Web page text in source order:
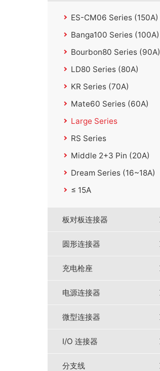
ES-CM06 Series (150A)
Banga100 Series (100A)
Bourbon80 Series (90A)
LD80 Series (80A)
KR Series (70A)
Mate60 Series (60A)
Large Series
RS Series
Middle 2+3 Pin (20A)
Dream Series (16~18A)
≤ 15A
板对板连接器
圆形连接器
充电枪座
电源连接器
微型连接器
I/O 连接器
分支线